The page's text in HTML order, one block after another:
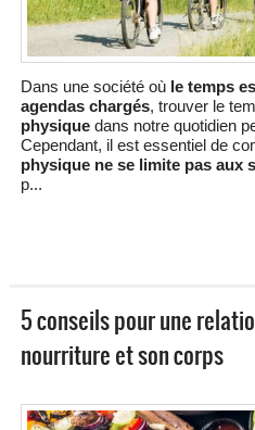
Dans une société où le temps
agendas chargés, trouver le
physiquedans notre quotidien
Cependant, il est essentiel de
physique ne se limite pas aux
p...
5 conseils pour une
nourriture et son corps